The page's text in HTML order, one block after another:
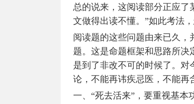
总的说来，这阅读部分正应了
文做得出读不懂。”如此考法，
阅读题的这些问题由来已久，
题。这是命题框架和思路所决
是到了非改不可的时候了。
论，不能再讳疾忌医，不能再
一、“死去活来”，要重视基